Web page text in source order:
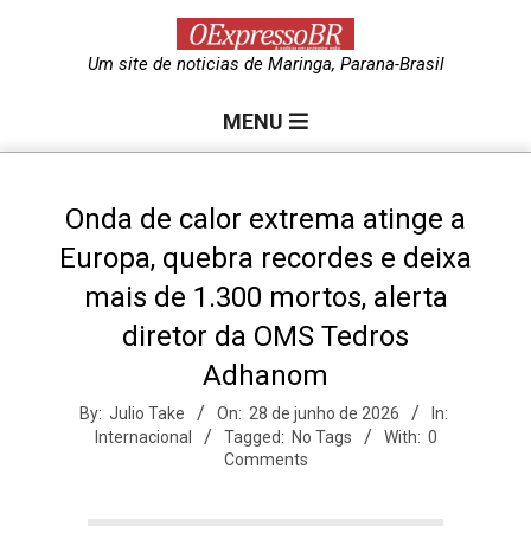
e
Um site de noticias de Maringa, Parana-Brasil
MENU
Onda de calor extrema atinge a
Europa, quebra recordes e deixa
mais de 1.300 mortos, alerta
diretor da OMS Tedros
Adhanom
By: Julio Take On: 28 de junho de 2026
In:
Internacional
Tagged: No Tags With: 0
Comments